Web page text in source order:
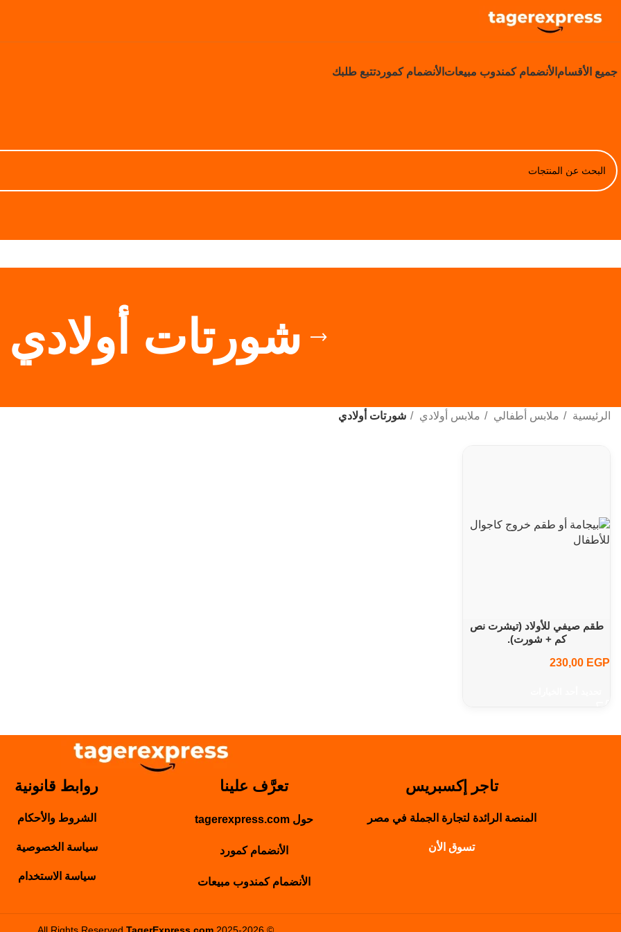
جميع الأقسام الأنضمام كمندوب مبيعات الأنضمام كموردتتبع طلبك
شورتات أولادي
الرئيسية ملابس أطفالي ملابس أولادي شورتات أولادي
طقم صيفي للأولاد (تيشرت نص
كم + شورت).
230,00 EGP
تاجر إكسبريس
المنصة الرائدة لتجارة الجملة في مصر
تسوق الأن
تعرَّف علينا
حول tagerexpress.com
الأنضمام كمورد
الأنضمام كمندوب مبيعات
روابط قانونية
الشروط والأحكام
سياسة الخصوصية
سياسة الاستخدام